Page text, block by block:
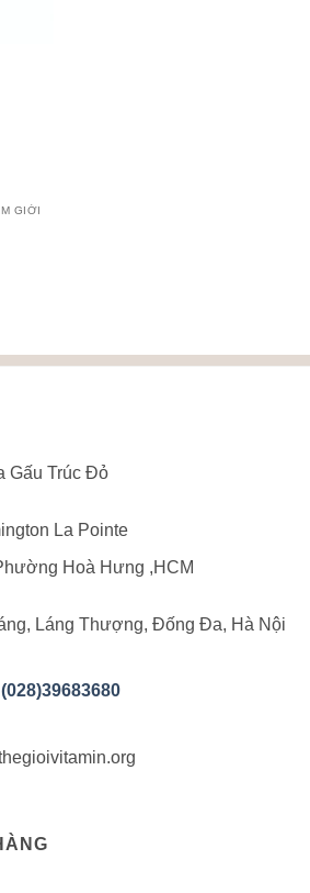
GIỚI
Gấu Trúc Đỏ
La Pointe
Hoà Hưng ,HCM
Láng Thượng, Đống Đa, Hà Nội
(028)39683680